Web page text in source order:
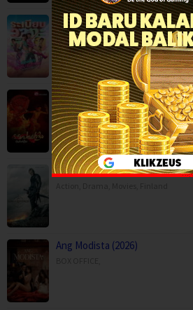
Mor Lam Rhythm (2026)
Comedy,Drama,Movies ,Music
Paithalattam (2026)
Crime,Movies,Thriller,
Son of Revenge – The Story
Ang Modista (2026)